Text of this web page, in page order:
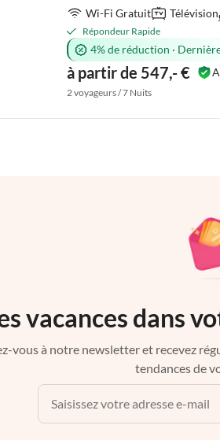
Wi-Fi Gratuit
Télévision
Répondeur Rapide
4% de réduction ·
à partir de 547,- €
2 voyageurs / 7 Nuits
vacances dans
vous à notre newsletter et recevez
tendances de